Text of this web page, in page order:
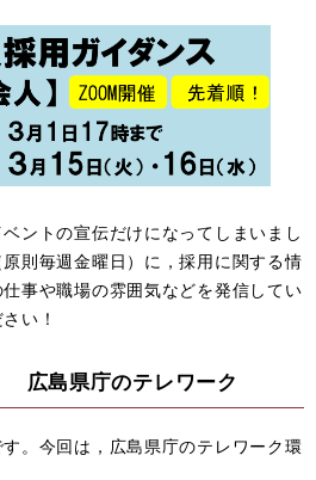
ントの宣伝だけになってしまいまし
則毎週金曜日）に，採用に関する情
事や職場の雰囲気などを発信してい
い！
広島県庁のテレワーク
。今回は，広島県庁のテレワーク環